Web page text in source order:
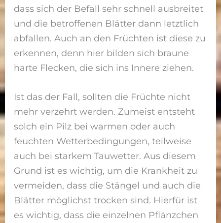
dass sich der Befall sehr schnell ausbreitet
und die betroffenen Blätter dann letztlich
abfallen. Auch an den Früchten ist diese zu
erkennen, denn hier bilden sich braune
harte Flecken, die sich ins Innere ziehen.
Ist das der Fall, sollten die Früchte nicht
mehr verzehrt werden. Zumeist entsteht
solch ein Pilz bei warmen oder auch
feuchten Wetterbedingungen, teilweise
auch bei starkem Tauwetter. Aus diesem
Grund ist es wichtig, um die Krankheit zu
vermeiden, dass die Stängel und auch die
Blätter möglichst trocken sind. Hierfür ist
es wichtig, dass die einzelnen Pflänzchen